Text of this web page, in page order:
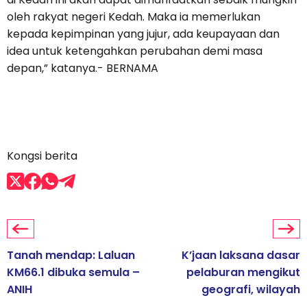
oleh rakyat negeri Kedah. Maka ia memerlukan
kepada kepimpinan yang jujur, ada keupayaan dan
idea untuk ketengahkan perubahan demi masa
depan,” katanya.- BERNAMA
Kongsi berita
Tanah mendap: Laluan
KM66.1 dibuka semula –
ANIH
K’jaan laksana dasar
pelaburan mengikut
geografi, wilayah